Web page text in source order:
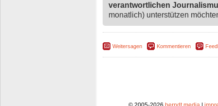
verantwortlichen
monatlich) unterstützen
Weitersagen Kommentieren